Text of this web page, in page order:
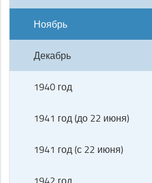
Ноябрь
Декабрь
1940 год
1941 год (до 22 июня)
1941 год (с 22 июня)